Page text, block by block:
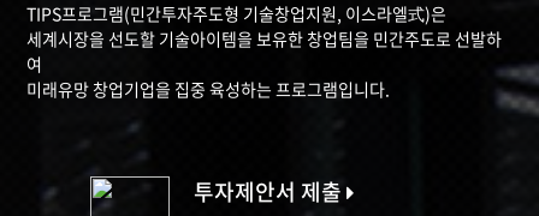
TIPS프로그램(민간투자주도형 기술창업지원, 이스라엘式)은
세계시장을 선도할 기술아이템을 보유한 창업팀을 민간주도로 선발하
여
미래유망 창업기업을 집중 육성하는 프로그램입니다.
투자제안서 제출